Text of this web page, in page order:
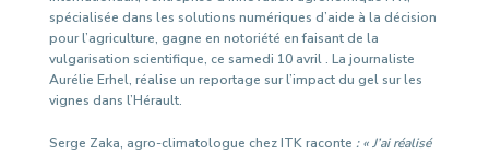
spécialisée dans les solutions numériques d’aide à la décision
pour l’agriculture, gagne en notoriété en faisant de la
vulgarisation scientifique, ce samedi 10 avril . La journaliste
Aurélie Erhel, réalise un reportage sur l’impact du gel sur les
vignes dans l’Hérault.
Serge Zaka, agro-climatologue chez ITK raconte :« J’ai réalisé